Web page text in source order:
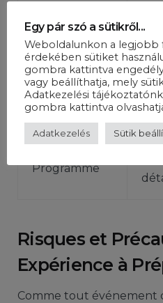
Hébergement
Programme
Risques et
Expérience à
Comme tout événement
Egy pár szó a sütikről...
Weboldalunkon a legjobb
érdekében sütiket
gombra kattintva
vagy beállíthatja, mely
Adatkezelési
gombra kattintva
Adatkezelés Sütik